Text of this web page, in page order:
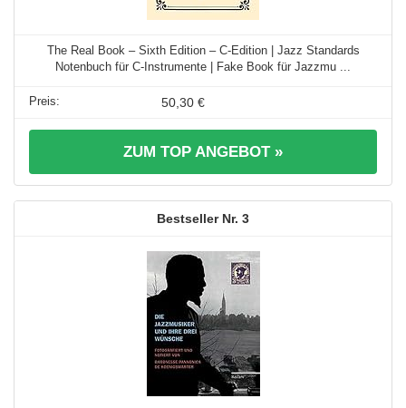
The Real Book – Sixth Edition – C-Edition | Jazz Standards
Notenbuch für C-Instrumente | Fake Book für Jazzmu ...
50,30 €
ZUM TOP ANGEBOT »
3